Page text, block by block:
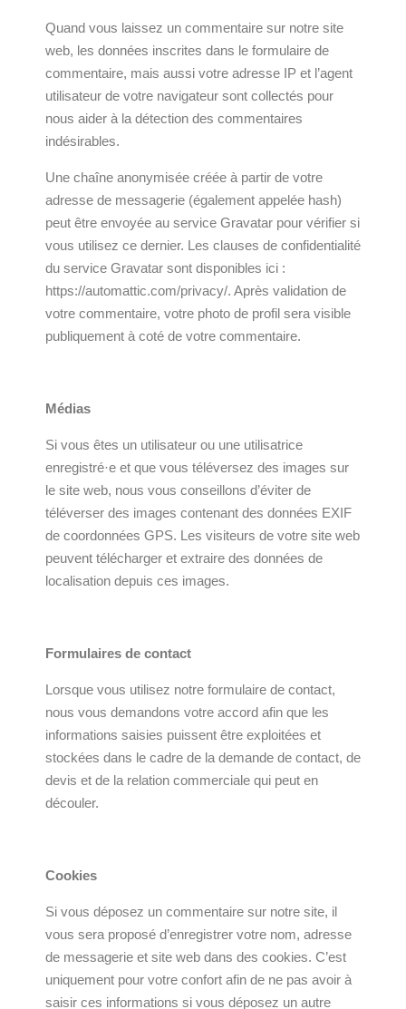
Quand vous laissez un commentaire sur notre site
web, les données inscrites dans le formulaire de
commentaire, mais aussi votre adresse IP et l’agent
utilisateur de votre navigateur sont collectés pour
nous aider à la détection des commentaires
indésirables.
Une chaîne anonymisée créée à partir de votre
adresse de messagerie (également appelée hash)
peut être envoyée au service Gravatar pour vérifier si
vous utilisez ce dernier. Les clauses de confidentialité
du service Gravatar sont disponibles ici :
https://automattic.com/privacy/. Après validation de
votre commentaire, votre photo de profil sera visible
publiquement à coté de votre commentaire.
Médias
Si vous êtes un utilisateur ou une utilisatrice
enregistré·e et que vous téléversez des images sur
le site web, nous vous conseillons d’éviter de
téléverser des images contenant des données EXIF
de coordonnées GPS. Les visiteurs de votre site web
peuvent télécharger et extraire des données de
localisation depuis ces images.
Formulaires de contact
Lorsque vous utilisez notre formulaire de contact,
nous vous demandons votre accord afin que les
informations saisies puissent être exploitées et
stockées dans le cadre de la demande de contact, de
devis et de la relation commerciale qui peut en
découler.
Cookies
Si vous déposez un commentaire sur notre site, il
vous sera proposé d’enregistrer votre nom, adresse
de messagerie et site web dans des cookies. C’est
uniquement pour votre confort afin de ne pas avoir à
saisir ces informations si vous déposez un autre